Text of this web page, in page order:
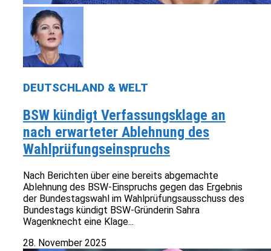
DEUTSCHLAND & WELT
BSW kündigt Verfassungsklage an
nach erwarteter Ablehnung des
Wahlprüfungseinspruchs
Nach Berichten über eine bereits abgemachte
Ablehnung des BSW-Einspruchs gegen das Ergebnis
der Bundestagswahl im Wahlprüfungsausschuss des
Bundestags kündigt BSW-Gründerin Sahra
Wagenknecht eine Klage...
28. November 2025